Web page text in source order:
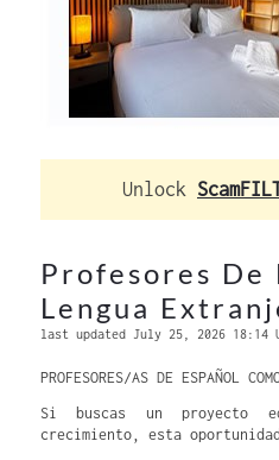
Unlock
Profesores De
Lengua
last updated July 25, 2026 18:14
PROFESORES/AS DE ESPAÑOL
Si buscas un proyecto
crecimiento, esta